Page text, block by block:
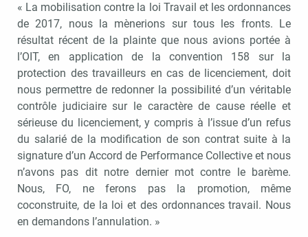
« La mobilisation contre la loi Travail et les ordonnances
de 2017, nous la mènerions sur tous les fronts. Le
résultat récent de la plainte que nous avions portée à
l’OIT, en application de la convention 158 sur la
protection des travailleurs en cas de licenciement, doit
nous permettre de redonner la possibilité d’un véritable
contrôle judiciaire sur le caractère de cause réelle et
sérieuse du licenciement, y compris à l’issue d’un refus
du salarié de la modification de son contrat suite à la
signature d’un Accord de Performance Collective et nous
n’avons pas dit notre dernier mot contre le barème.
Nous, FO, ne ferons pas la promotion, même
coconstruite, de la loi et des ordonnances travail. Nous
en demandons l’annulation. »